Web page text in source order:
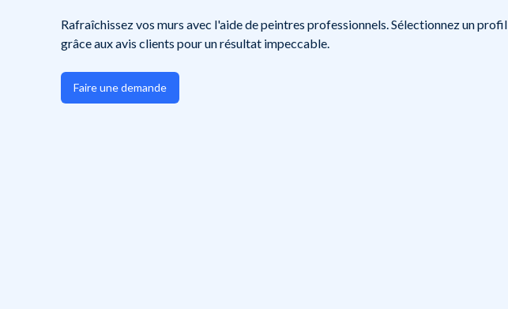
Rafraîchissez vos murs avec l'aide de peintres professionnels. Sélectionnez un profil
grâce aux avis clients pour un résultat impeccable.
Faire une demande